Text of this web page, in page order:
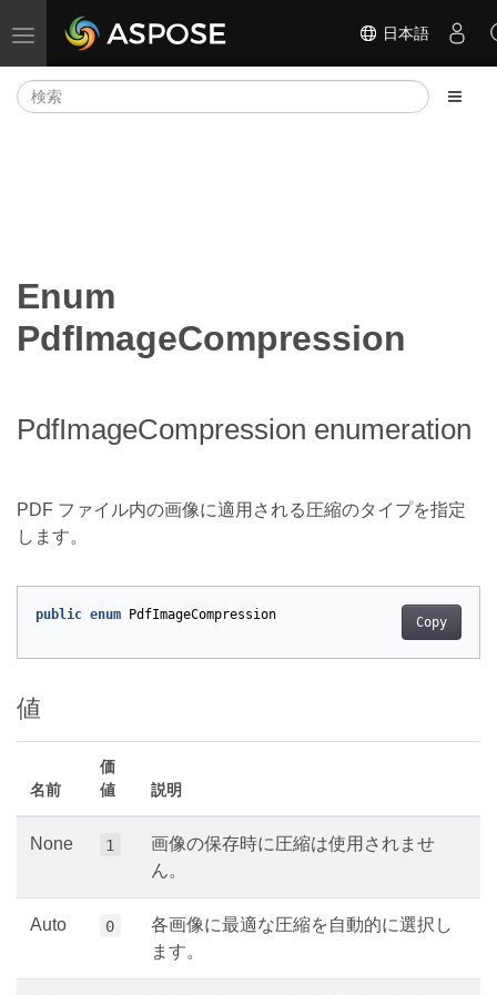
ナビゲーションの切り替え 日本語
Enum
PdfImageCompression
PdfImageCompression enumeration
PDF ファイル内の画像に適用される圧縮のタイプを指定
します。
Copy
public enum PdfImageCompression
値
名前
価
値
説明
None 1
画像の保存時に圧縮は使用されませ
ん。
Auto 0
各画像に最適な圧縮を自動的に選択し
ます。